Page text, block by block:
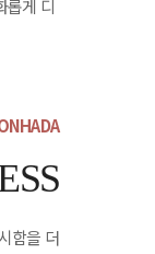
롭게 디
함을 더